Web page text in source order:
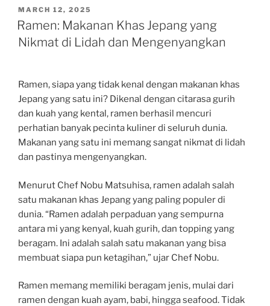
POSTED
ON
MARCH 12, 2025
Ramen: Makanan Khas Jepang yang
Nikmat di Lidah dan Mengenyangkan
Ramen, siapa yang tidak kenal dengan makanan khas
Jepang yang satu ini? Dikenal dengan citarasa gurih
dan kuah yang kental, ramen berhasil mencuri
perhatian banyak pecinta kuliner di seluruh dunia.
Makanan yang satu ini memang sangat nikmat di lidah
dan pastinya mengenyangkan.
Menurut Chef Nobu Matsuhisa, ramen adalah salah
satu makanan khas Jepang yang paling populer di
dunia. “Ramen adalah perpaduan yang sempurna
antara mi yang kenyal, kuah gurih, dan topping yang
beragam. Ini adalah salah satu makanan yang bisa
membuat siapa pun ketagihan,” ujar Chef Nobu.
Ramen memang memiliki beragam jenis, mulai dari
ramen dengan kuah ayam, babi, hingga seafood. Tidak